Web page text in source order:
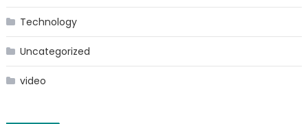
Technology
Uncategorized
video